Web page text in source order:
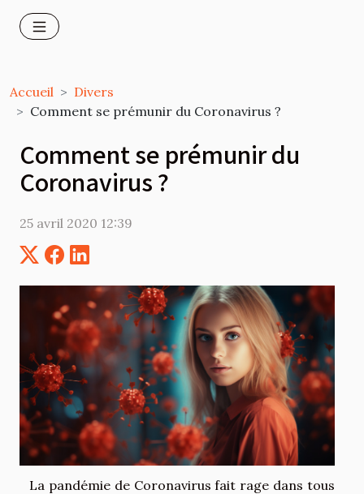
Accueil
Divers
Comment se prémunir du Coronavirus ?
Comment se prémunir du
Coronavirus ?
25 avril 2020 12:39
La pandémie de Coronavirus fait rage dans tous